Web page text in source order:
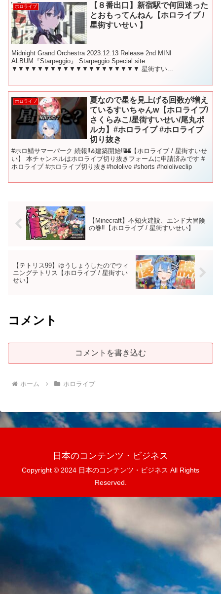
ホロライブ
【８番出口】新宿駅で何回迷った
とおもってんねん【ホロライブ /
星街すいせい 】
Midnight Grand Orchestra 2023.12.13 Release 2nd MINI
ALBUM『Starpeggio』 Starpeggio Special site
▼▼▼▼▼▼▼▼▼▼▼▼▼▼▼▼▼▼▼▼ 星街すい...
ホロライブ
夏なので星を見上げる回数が増え
ているすいちゃんw【ホロライブ/
さくらみこ/星街すいせい/尾丸ポ
ルカ】#ホロライブ #ホロライブ
切り抜き
#ホロ鯖サマーパーク 続報‼&建築開始‼🏰【ホロライブ / 星街すいせ
い】 本チャンネルはホロライブ切り抜きフォームに申請済みです #
ホロライブ #ホロライブ切り抜き#hololive #shorts #hololiveclip
【Minecraft】不知火建設、エンド大冒険
の巻‼【ホロライブ / 星街すいせい】
【テトリス99】ゆうしょうしたのでウィ
ニングテトリス【ホロライブ / 星街すい
せい】
コメント
コメントを書き込む
ホーム ホロライブ
日本のコンテンツ・ビジネス
Copyright © 2024 日本のコンテンツ・ビジネス All Rights
Reserved.